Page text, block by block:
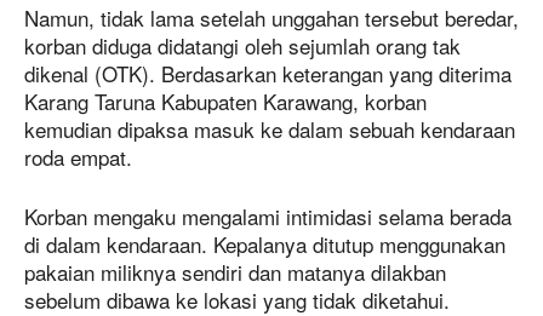
Namun, tidak lama setelah unggahan tersebut beredar,
korban diduga didatangi oleh sejumlah orang tak
dikenal (OTK). Berdasarkan keterangan yang diterima
Karang Taruna Kabupaten Karawang, korban
kemudian dipaksa masuk ke dalam sebuah kendaraan
roda empat.
Korban mengaku mengalami intimidasi selama berada
di dalam kendaraan. Kepalanya ditutup menggunakan
pakaian miliknya sendiri dan matanya dilakban
sebelum dibawa ke lokasi yang tidak diketahui.